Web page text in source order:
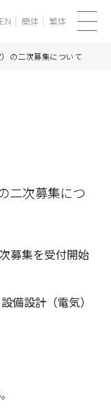
ニ
EN 簡体 繁体
の二次募集について
二次募集につ
募集を受付開始
備設計（電気）